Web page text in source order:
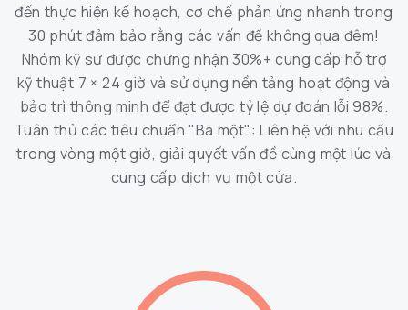
đến thực hiện kế hoạch, cơ chế phản ứng nhanh trong
30 phút đảm bảo rằng các vấn đề không qua đêm!
Nhóm kỹ sư được chứng nhận 30%+ cung cấp hỗ trợ
kỹ thuật 7 × 24 giờ và sử dụng nền tảng hoạt động và
bảo trì thông minh để đạt được tỷ lệ dự đoán lỗi 98%.
Tuân thủ các tiêu chuẩn "Ba một": Liên hệ với nhu cầu
trong vòng một giờ, giải quyết vấn đề cùng một lúc và
cung cấp dịch vụ một cửa.